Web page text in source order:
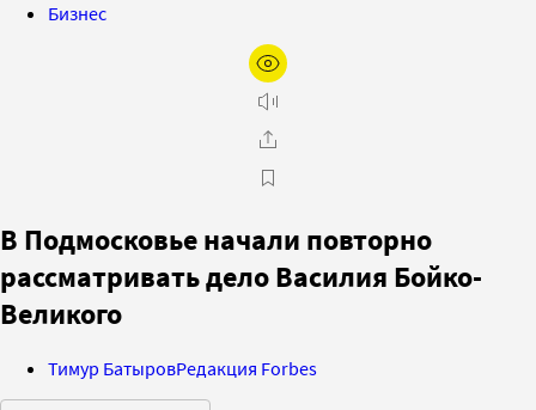
Бизнес
В Подмосковье начали повторно
рассматривать дело Василия Бойко-
Великого
Тимур БатыровРедакция Forbes